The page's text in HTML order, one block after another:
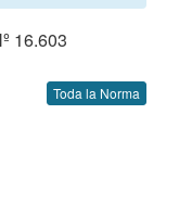
16.603
Toda la Norma